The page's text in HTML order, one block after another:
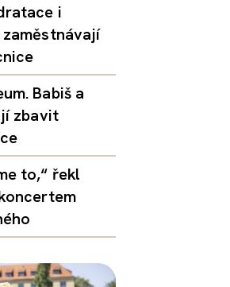
i
Babiš a
zbavit
to,“ řekl